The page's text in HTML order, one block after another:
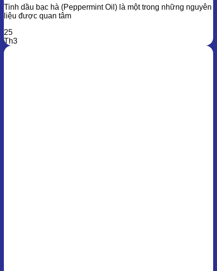
Tinh dầu bạc hà (Peppermint Oil) là một trong những nguyên
liệu được quan tâm
25
Th3